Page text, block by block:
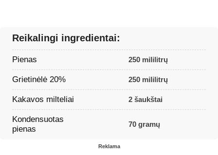
Reikalingi ingredientai:
Pienas 250 mililitrų
Grietinėlė 20% 250 mililitrų
Kakavos milteliai 2 šaukštai
Kondensuotas
pienas
70 gramų
Reklama